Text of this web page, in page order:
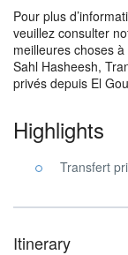
Pour plus
veuillez consulter
meilleures choses
Sahl Hasheesh,
privés depuis El
Highlights
Transfert
Itinerary